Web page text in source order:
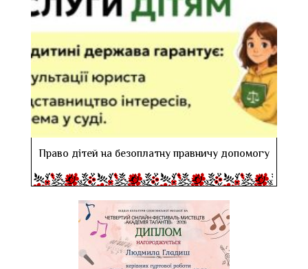
Право дітей на безоплатну правничу допомогу